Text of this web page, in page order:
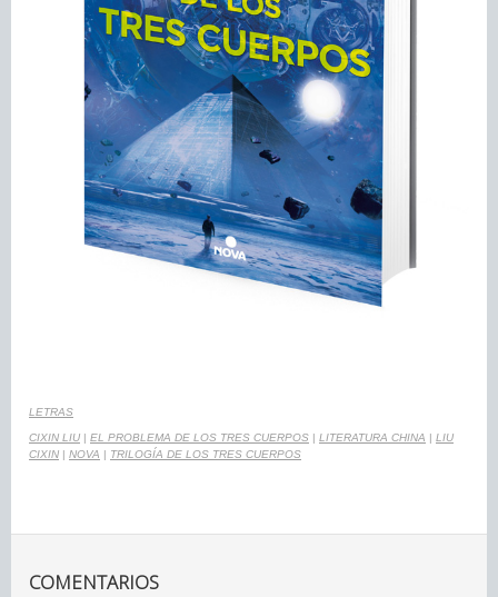
LETRAS
CIXIN LIU | EL PROBLEMA DE LOS TRES CUERPOS | LITERATURA CHINA | LIU
CIXIN | NOVA | TRILOGÍA DE LOS TRES CUERPOS
COMENTARIOS